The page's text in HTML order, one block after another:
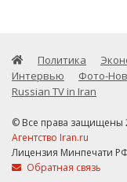
Политика
Интервью
Фото-
Russian TV in Iran
© Все права защищены
Агентство Iran.ru
Лицензия Минпечати
Обратная связь